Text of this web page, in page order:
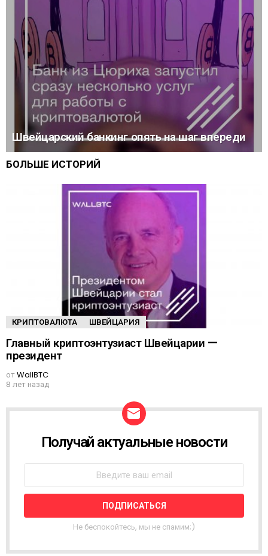
Швейцарский банкинг опять на шаг впереди
БОЛЬШЕ ИСТОРИЙ
КРИПТОВАЛЮТА ШВЕЙЦАРИЯ
Главный криптоэнтузиаст Швейцарии —
президент
отWallBTC
8 лет назад
В
С
Т
Н
Р
Получай актуальные новости
Не беспокойтесь, мы не спамим;)